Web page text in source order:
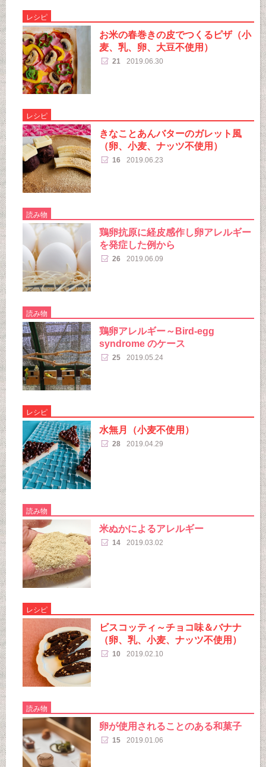
レシピ
お米の春巻きの皮でつくるピザ（小
麦、乳、卵、大豆不使用）
21 2019.06.30
レシピ
きなことあんバターのガレット風
（卵、小麦、ナッツ不使用）
16 2019.06.23
読み物
鶏卵抗原に経皮感作し卵アレルギー
を発症した例から
26 2019.06.09
読み物
鶏卵アレルギー～Bird-egg
syndrome のケース
25 2019.05.24
レシピ
水無月（小麦不使用）
28 2019.04.29
読み物
米ぬかによるアレルギー
14 2019.03.02
レシピ
ビスコッティ～チョコ味＆バナナ
（卵、乳、小麦、ナッツ不使用）
10 2019.02.10
読み物
卵が使用されることのある和菓子
15 2019.01.06